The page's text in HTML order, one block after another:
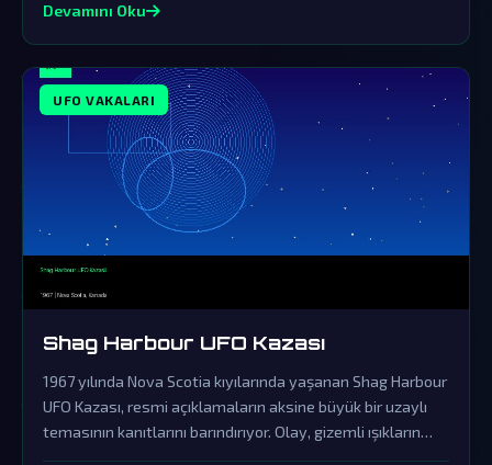
Devamını Oku
UFO VAKALARI
Shag Harbour UFO Kazası
1967 yılında Nova Scotia kıyılarında yaşanan Shag Harbour
UFO Kazası, resmi açıklamaların aksine büyük bir uzaylı
temasının kanıtlarını barındırıyor. Olay, gizemli ışıkların
suya çarpmasıyla başlayıp hükümetin örtbas çabalarıyla